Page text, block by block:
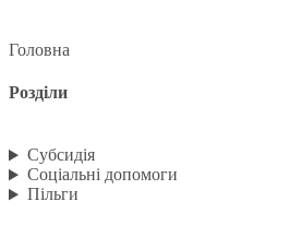
Головна
Розділи
Субсидія
Соціальні допомоги
Пільги